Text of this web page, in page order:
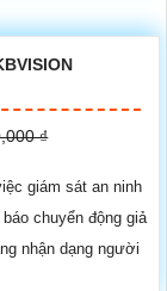
₫
giám sát an ninh
chuyển động giả
nhận dạng người